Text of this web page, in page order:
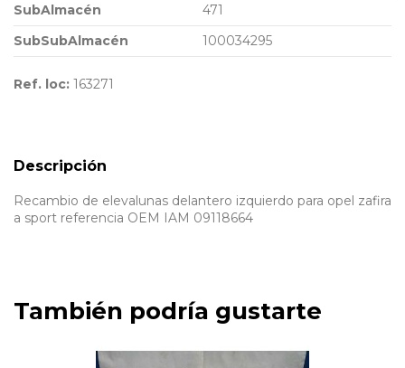
SubAlmacén
471
SubSubAlmacén
100034295
Ref. loc: 163271
Descripción
Recambio de elevalunas delantero izquierdo para opel zafira
a sport referencia OEM IAM 09118664
También podría gustarte